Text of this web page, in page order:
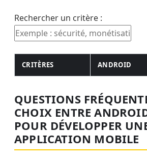
Rechercher un critère :
CRITÈRES ANDROID
QUESTIONS
CHOIX ENTRE
POUR DÉVELOPPER
APPLICATION MOBILE